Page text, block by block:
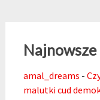
amal_dreams -
malutki cud